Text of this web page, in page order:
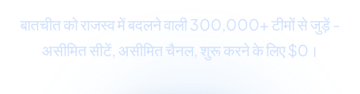
बातचीत को राजस्व में बदलने वाली 300,000+ टीमों से जुड़ें -
असीमित सीटें, असीमित चैनल, शुरू करने के लिए $0।